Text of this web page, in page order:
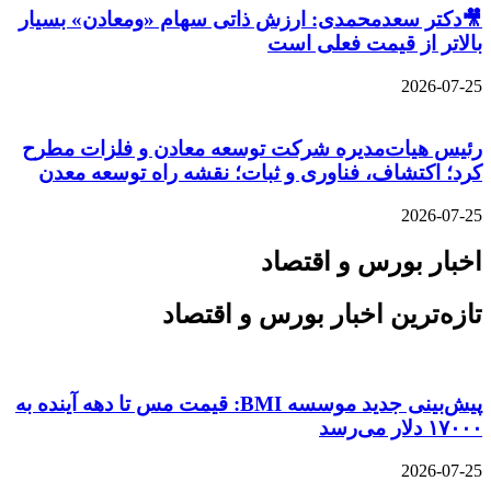
🎥دکتر سعدمحمدی: ارزش ذاتی سهام «ومعادن» بسیار
بالاتر از قیمت فعلی است
2026-07-25
رئیس هیات‌مدیره شرکت توسعه معادن و فلزات مطرح
کرد؛ اکتشاف، فناوری و ثبات؛ نقشه راه توسعه معدن
2026-07-25
اخبار بورس و اقتصاد
تازه‌ترین اخبار بورس و اقتصاد
پیش‌بینی جدید موسسه BMI: قیمت مس تا دهه آینده به
۱۷۰۰۰ دلار می‌رسد
2026-07-25